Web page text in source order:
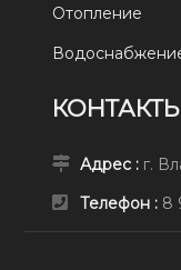
Отопление
Адрес : г.
Телефон : 8